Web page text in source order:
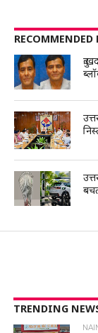
RECOMMENDED
TRENDING